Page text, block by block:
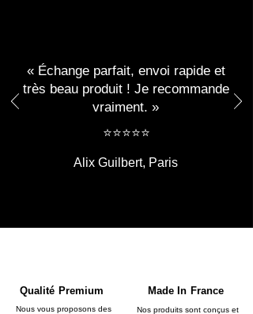
« Échange parfait, envoi rapide et
très beau produit ! Je recommande
vraiment. »
​​⭐⭐⭐⭐⭐
Alix Guilbert, Paris
Qualité Premium
Nous vous proposons des
Made In France
Nos produits sont conçus et